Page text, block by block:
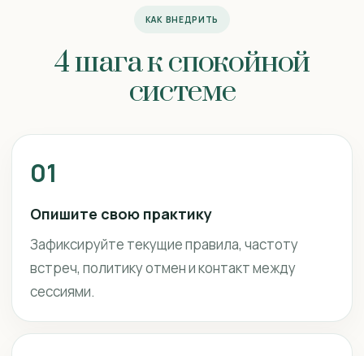
КАК ВНЕДРИТЬ
4 шага к спокойной
системе
01
Опишите свою практику
Зафиксируйте текущие правила, частоту
встреч, политику отмен и контакт между
сессиями.